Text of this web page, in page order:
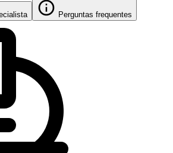
Perguntas frequentes